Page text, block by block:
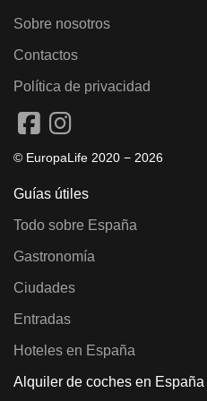
Sobre nosotros
Contactos
Política de privacidad
© EuropaLife 2020 − 2026
Guías útiles
Todo sobre España
Gastronomía
Ciudades
Entradas
Hoteles en España
Alquiler de coches en España